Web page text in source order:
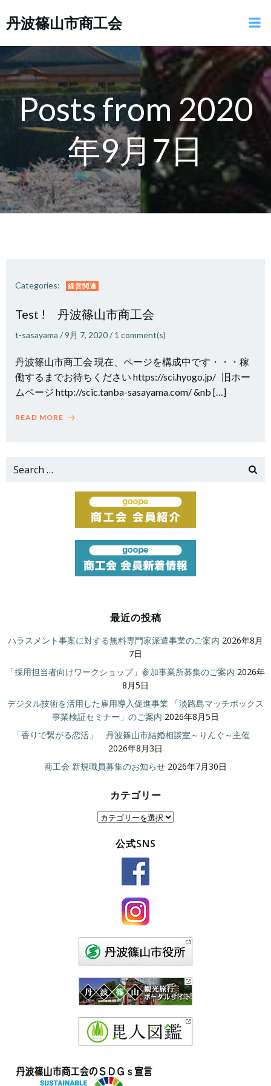
ン
ツ
へ
ス
キ
ッ
プ
丹波篠山市商工会
Posts from 2020
年9月7日
Categories: 経営関連
Test ! 丹波篠山市商工会
t-sasayama /9月 7, 2020/ 1 comment(s)
丹波篠山市商工会 現在、ページを構成中です・・・稼
働するまでお待ちください https://sci.hyogo.jp/ 旧ホー
ムページ http://scic.tanba-sasayama.com/ &nb […]
READ MORE
Search
最近の投稿
ハラスメント事案に対する無料専門家派遣事業のご案内 2026年8月
7日
「採用担当者向けワークショップ」参加事業所募集のご案内 2026年
8月5日
デジタル技術を活用した雇用導入促進事業 「淡路島マッチボックス
事業検証セミナー」のご案内 2026年8月5日
「香りで繋がる恋活」 丹波篠山市結婚相談室～りんぐ～主催
2026年8月3日
商工会 新規職員募集のお知らせ 2026年7月30日
カテゴリー
カ
公式SNS